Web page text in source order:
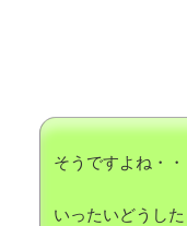
そうですよね・・
いったいどうし